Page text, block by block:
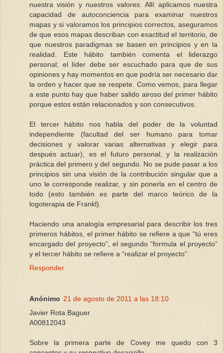
nuestra visión y nuestros valores. Allí aplicamos nuestra
capacidad de autoconciencia para examinar nuestros
mapas y si valoramos los principios correctos, aseguramos
de que esos mapas describan con exactitud el territorio, de
que nuestros paradigmas se basen en principios y en la
realidad. Este hábito también comenta el liderazgo
personal; el líder debe ser escuchado para que de sus
opiniones y hay momentos en que podría ser necesario dar
la orden y hacer que se respete. Como vemos, para llegar
a este punto hay que haber salido airoso del primer hábito
porque estos están relacionados y son consecutivos.
El tercer hábito nos habla del poder de la voluntad
independiente (facultad del ser humano para tomar
decisiones y valorar varias alternativas y elegir para
después actuar), es el futuro personal, y la realización
práctica del primero y del segundo. No se pude pasar a los
principios sin una visión de la contribución singular que a
uno le corresponde realizar, y sin ponerla en el centro de
todo (esto también es parte del marco teórico de la
logoterapia de Frankl).
Haciendo una analogía empresarial para describir los tres
primeros hábitos, el primer hábito se refiere a que “tú eres
encargado del proyecto”, el segundo “formula el proyecto”
y el tercer hábito se refiere a “realizar el proyecto”.
Responder
Anónimo 21 de agosto de 2011 a las 18:10
Javier Rota Baguer
A00812043
Sobre la primera parte de Covey me quedo con 3